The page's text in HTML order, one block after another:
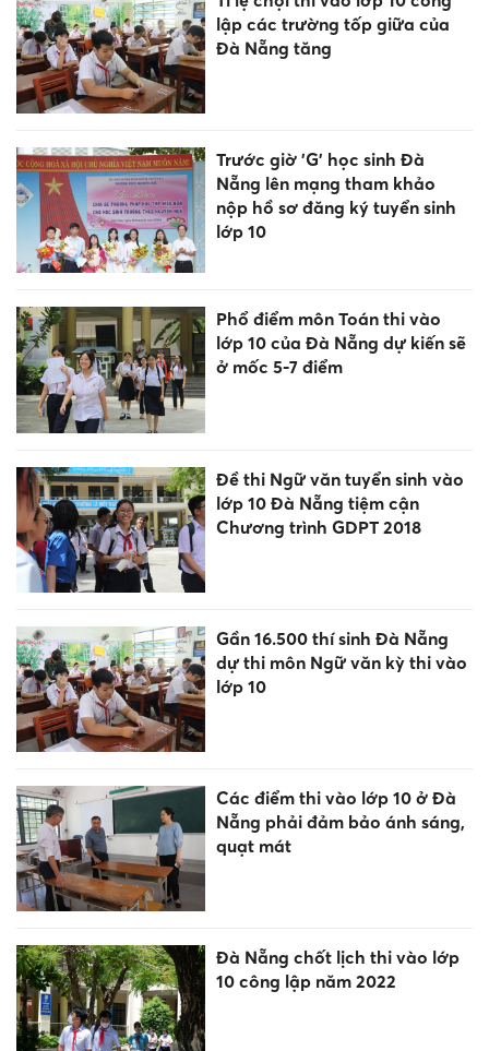
lập các trường tốp giữa của
Đà Nẵng tăng
Trước giờ 'G' học sinh Đà
Nẵng lên mạng tham khảo
nộp hồ sơ đăng ký tuyển sinh
lớp 10
Phổ điểm môn Toán thi vào
lớp 10 của Đà Nẵng dự kiến sẽ
ở mốc 5-7 điểm
Đề thi Ngữ văn tuyển sinh vào
lớp 10 Đà Nẵng tiệm cận
Chương trình GDPT 2018
Gần 16.500 thí sinh Đà Nẵng
dự thi môn Ngữ văn kỳ thi vào
lớp 10
Các điểm thi vào lớp 10 ở Đà
Nẵng phải đảm bảo ánh sáng,
quạt mát
Đà Nẵng chốt lịch thi vào lớp
10 công lập năm 2022